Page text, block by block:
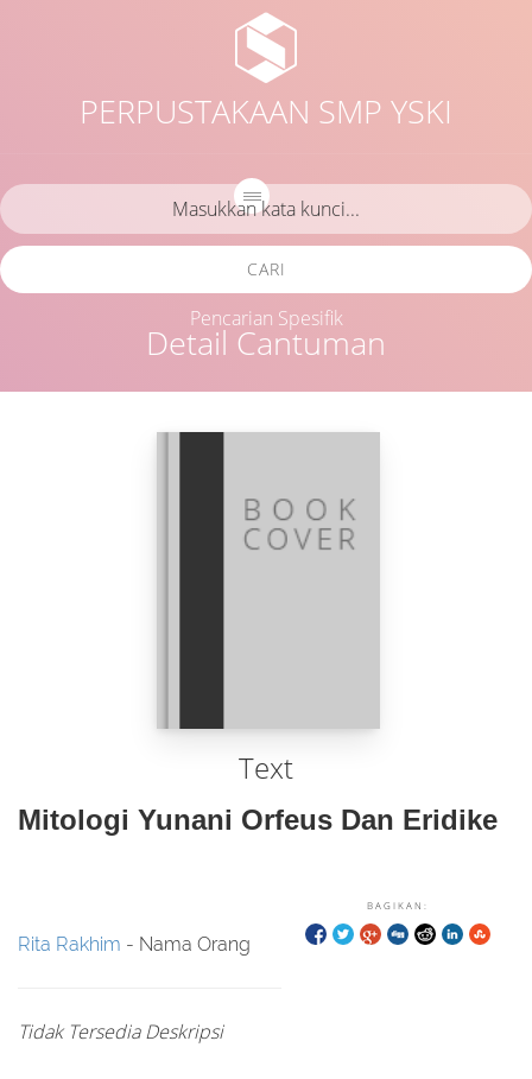
PERPUSTAKAAN SMP YSKI
Detail Cantuman
CARI
Pencarian Spesifik
Text
Mitologi Yunani Orfeus Dan Eridike
BAGIKAN:
Rita Rakhim - Nama Orang
Tidak Tersedia Deskripsi